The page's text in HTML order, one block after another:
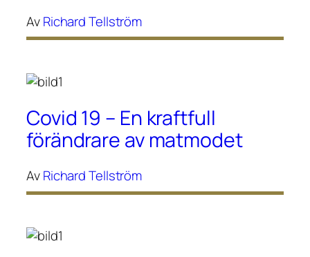
AvRichard Tellström
Covid 19 – En kraftfull
förändrare av matmodet
AvRichard Tellström